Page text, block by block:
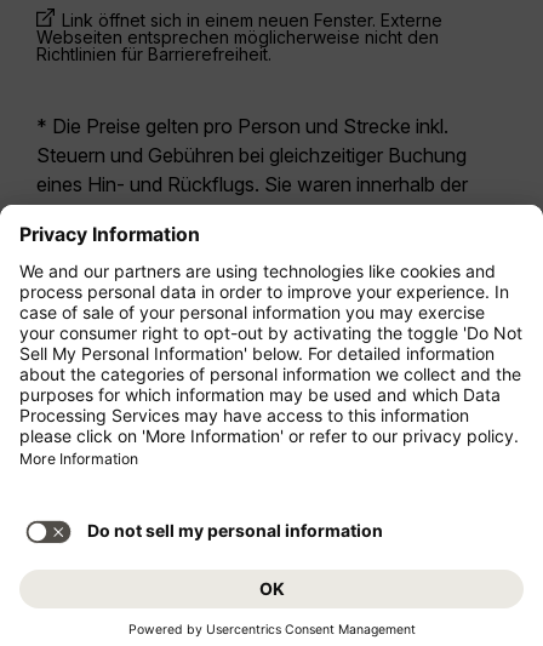
Link öffnet sich in einem neuen Fenster. Externe
Webseiten entsprechen möglicherweise nicht den
Richtlinien für Barrierefreiheit.
* Die Preise gelten pro Person und Strecke inkl.
Steuern und Gebühren bei gleichzeitiger Buchung
eines Hin- und Rückflugs. Sie waren innerhalb der
möglicherweise nicht mehr aktuell. Bei den für die
Economy Class angegebenen Tarifen handelt es
sich i.d.R. um Economy Zero, unsere restriktivste
Tarifoption. Es können hierfür zusätzliche Gebühren
fürAufgabegepäckoder für andere optionale
Leistungen anfallen. Es gelten dieAllgemeinen
Geschäftsbedingungen .